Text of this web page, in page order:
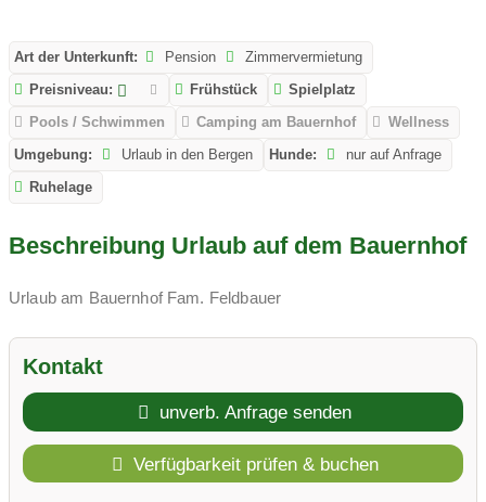
Art der Unterkunft: Pension
Zimmervermietung
Preisniveau:
Frühstück
Spielplatz
Pools / Schwimmen
Camping am Bauernhof
Wellness
Umgebung:
Urlaub in den Bergen Hunde:
nur auf Anfrage
Ruhelage
Beschreibung Urlaub auf dem Bauernhof
Urlaub am Bauernhof Fam. Feldbauer
Kontakt
unverb. Anfrage senden
Verfügbarkeit prüfen & buchen